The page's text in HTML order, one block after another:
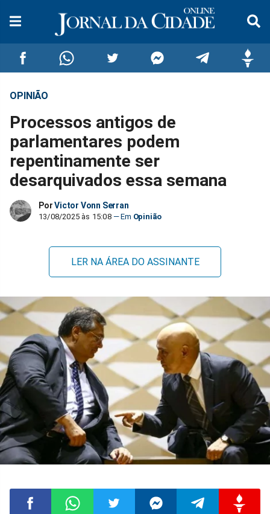
Compartilhar
no
Facebook
Compartilhar
no
Whatsapp
no
Twitter
no
Messenger
OPINIÃO
Processos antigos de
parlamentares podem
repentinamente ser
desarquivados essa semana
Por Victor Vonn Serran
13/08/2025 às 15:08 Opinião
LER NA ÁREA DO ASSINANTE